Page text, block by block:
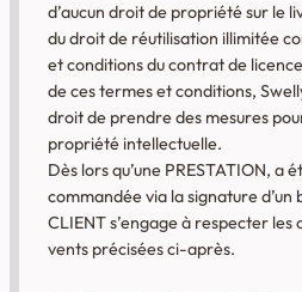
d’aucun droit de propriété sur le
du droit de réutilisation illimitée
et conditions du contrat de
de ces termes et conditions,
droit de prendre des mesures
propriété intellectuelle.
Dès lors qu’une PRESTATION, a
commandée via la signature d’un
CLIENT s’engage à respecter
vents précisées ci-après.